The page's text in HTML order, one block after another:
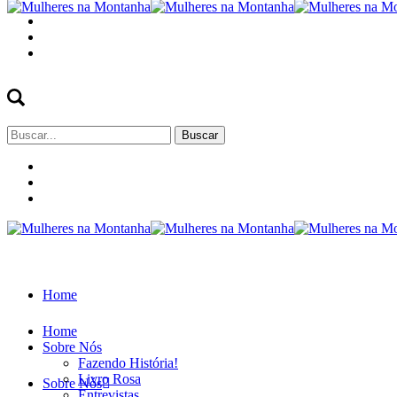
Buscar
por:
Home
Sobre Nós
Home
Sobre Nós
Fazendo História!
Livro Rosa